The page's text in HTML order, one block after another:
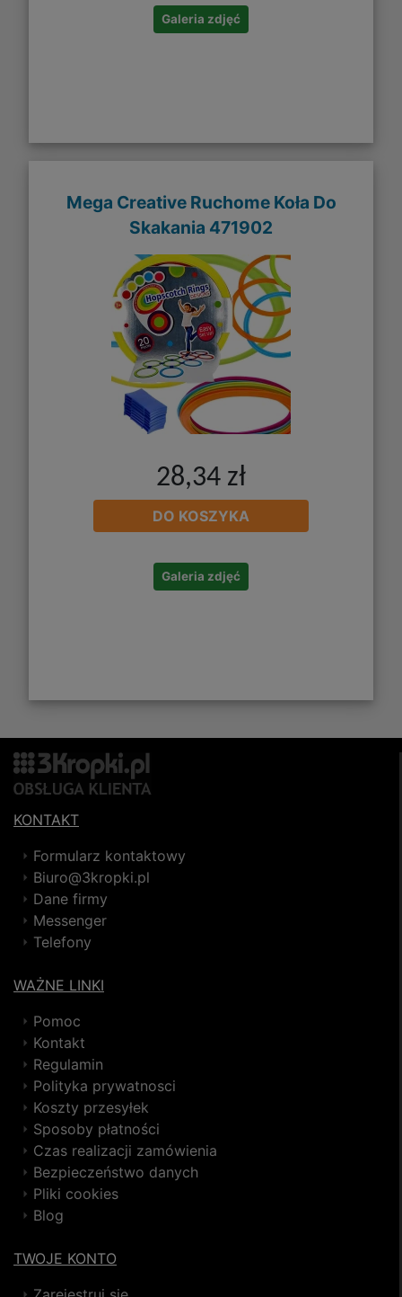
Galeria zdjęć
Mega Creative Ruchome Koła Do
Skakania 471902
28,34 zł
DO KOSZYKA
Galeria zdjęć
KONTAKT
Formularz kontaktowy
Biuro@3kropki.pl
Dane firmy
Messenger
Telefony
WAŻNE LINKI
Pomoc
Kontakt
Regulamin
Polityka prywatnosci
Koszty przesyłek
Sposoby płatności
Czas realizacji zamówienia
Bezpieczeństwo danych
Pliki cookies
Blog
TWOJE KONTO